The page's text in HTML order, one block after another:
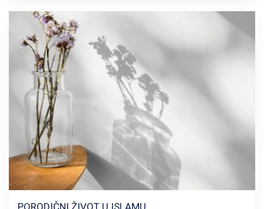
PORODIČNI ŽIVOT U ISLAMU